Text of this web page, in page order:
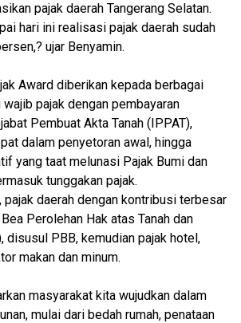
pajak daerah Tangerang Selatan.
hari ini realisasi pajak daerah sudah
ujar Benyamin.
Award diberikan kepada berbagai
pajak dengan pembayaran
Pembuat Akta Tanah (IPPAT),
dalam penyetoran awal, hingga
yang taat melunasi Pajak Bumi dan
tunggakan pajak.
pajak daerah dengan kontribusi terbesar
Perolehan Hak atas Tanah dan
disusul PBB, kemudian pajak hotel,
makan dan minum.
masyarakat kita wujudkan dalam
mulai dari bedah rumah, penataan